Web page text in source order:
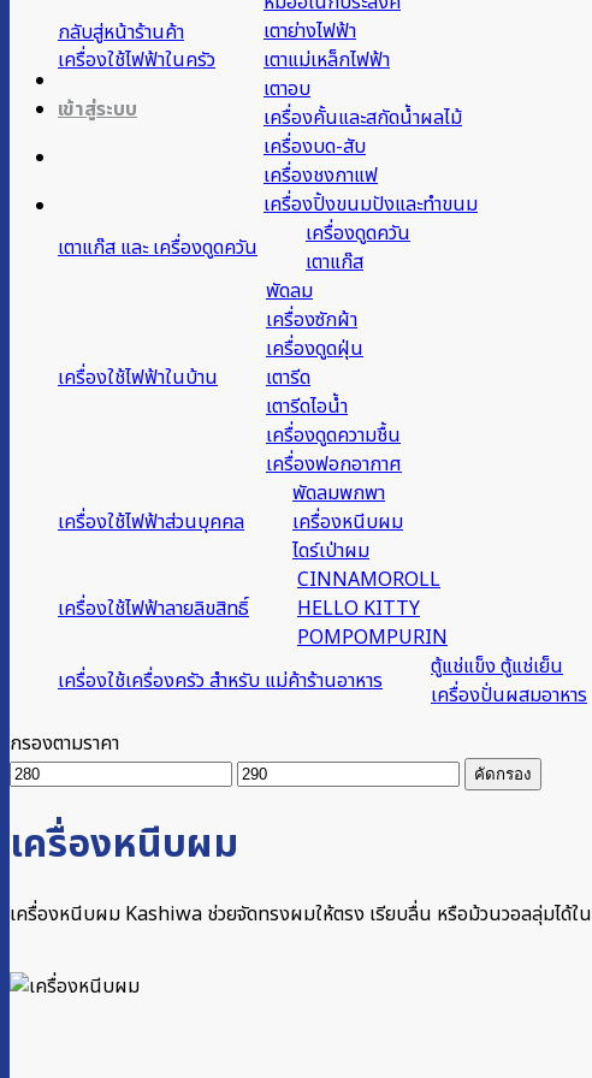
กลับสู่หน้าร้านค้า
เข้าสู่ระบบ
เครื่องใช้ไฟฟ้าในครัว
เตาย่างไฟฟ้า
เตาแม่เหล็กไฟฟ้า
เตาอบ
เครื่องคั้นและสกัดน้ำผลไม้
เครื่องบด-สับ
เครื่องชงกาแฟ
เครื่องปิ้งขนมปังและทำขนม
เตาแก๊ส และ เครื่องดูดควัน
เครื่องดูดควัน
เตาแก๊ส
เครื่องใช้ไฟฟ้าในบ้าน
พัดลม
เครื่องซักผ้า
เครื่องดูดฝุ่น
เตารีด
เตารีดไอน้ำ
เครื่องดูดความชื้น
เครื่องฟอกอากาศ
เครื่องใช้ไฟฟ้าส่วนบุคคล
พัดลมพกพา
เครื่องหนีบผม
ไดร์เป่าผม
เครื่องใช้ไฟฟ้าลายลิขสิทธิ์
CINNAMOROLL
HELLO KITTY
POMPOMPURIN
เครื่องใช้เครื่องครัว สำหรับ แม่ค้าร้านอาหาร
ตู้แช่แข็ง ตู้แช่เย็น
เครื่องปั่นผสมอาหาร
กรองตามราคา
ราคา
สุด
ราคา
คัดกรอง
เครื่องหนีบผม
เครื่องหนีบผม Kashiwa ช่วยจัดทรงผมให้ตรง เรียบลื่น หรือม้วนวอลลุ่มได้ใ